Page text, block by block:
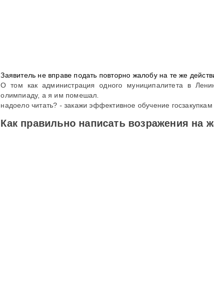
Заявитель не вправе подать повторно жалобу на те же
О том как администрация одного муниципалитета в
олимпиаду, а я им помешал.
надоело читать? - закажи эффективное обучение госзакупкам
Как правильно написать возражения